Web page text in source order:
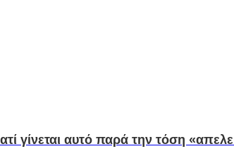
γίνεται αυτό παρά την τόση